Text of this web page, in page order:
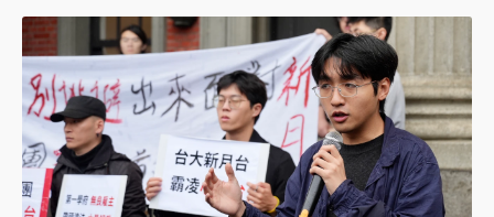
留、柑橘與葡萄柚、以及高糖分水果等「五大傷腎地
雷」。